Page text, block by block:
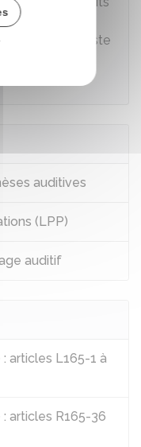
(LPP)
Cette liste
auditives
(LPP)
auditif
articles L165-1 à
articles R165-36